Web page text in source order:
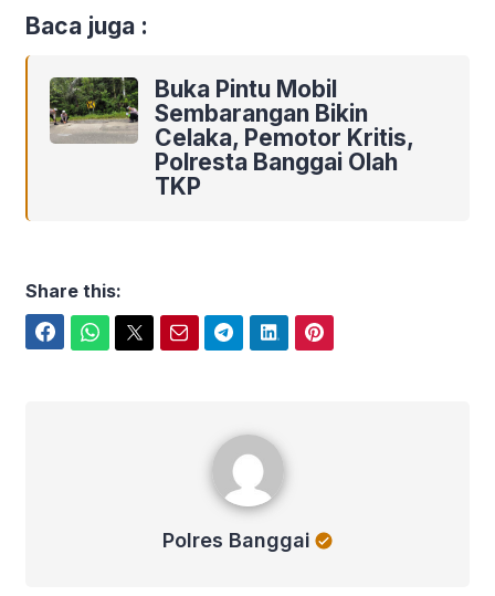
Baca juga :
Buka Pintu Mobil
Sembarangan Bikin
Celaka, Pemotor Kritis,
Polresta Banggai Olah
TKP
Share this:
Polres Banggai